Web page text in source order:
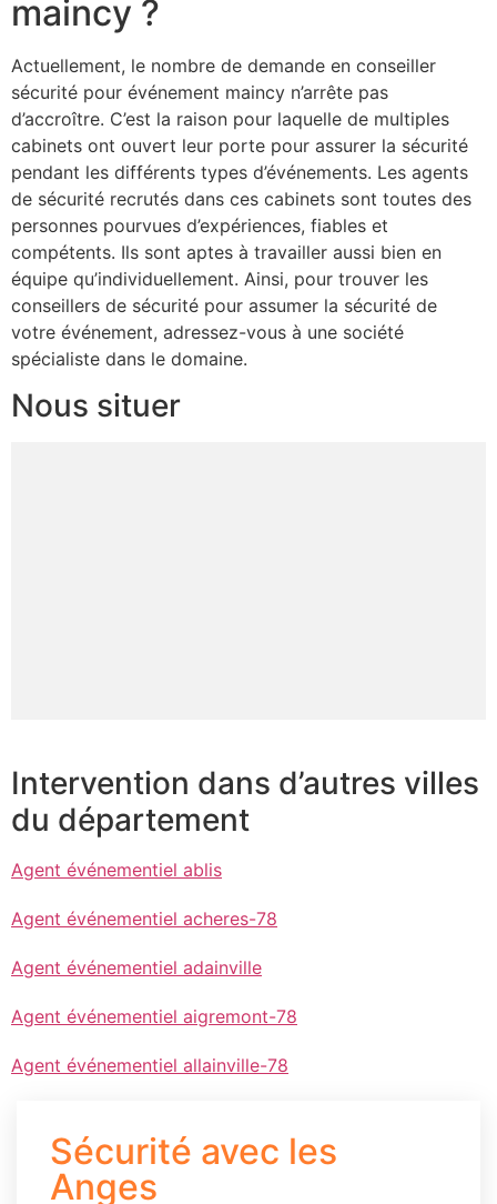
maincy ?
Actuellement, le nombre de demande en conseiller
sécurité pour événement maincy n’arrête pas
d’accroître. C’est la raison pour laquelle de multiples
cabinets ont ouvert leur porte pour assurer la sécurité
pendant les différents types d’événements. Les agents
de sécurité recrutés dans ces cabinets sont toutes des
personnes pourvues d’expériences, fiables et
compétents. Ils sont aptes à travailler aussi bien en
équipe qu’individuellement. Ainsi, pour trouver les
conseillers de sécurité pour assumer la sécurité de
votre événement, adressez-vous à une société
spécialiste dans le domaine.
Nous situer
Intervention dans d’autres villes
du département
Agent événementiel ablis
Agent événementiel acheres-78
Agent événementiel adainville
Agent événementiel aigremont-78
Agent événementiel allainville-78
Sécurité avec les
Anges